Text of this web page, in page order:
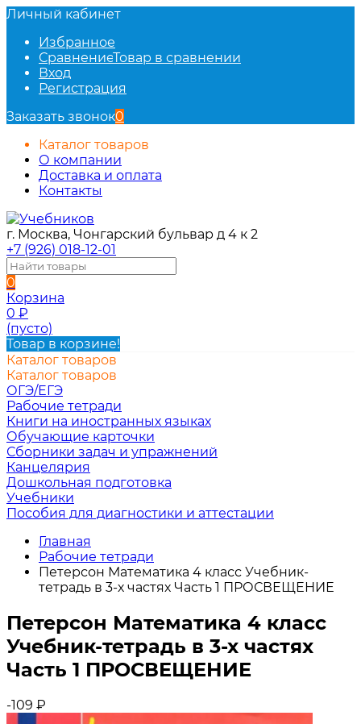
Личный кабинет
Избранное
СравнениеТовар в сравнении
Вход
Регистрация
Заказать звонок0
Каталог товаров
О компании
Доставка и оплата
Контакты
г. Москва, Чонгарский бульвар д 4 к 2
+7 (926) 018-12-01
0
Корзина
0 ₽
(пусто)
Товар в корзине!
Каталог товаров
Каталог товаров
ОГЭ/ЕГЭ
Рабочие тетради
Книги на иностранных языках
Обучающие карточки
Сборники задач и упражнений
Канцелярия
Дошкольная подготовка
Учебники
Пособия для диагностики и аттестации
Главная
Рабочие тетради
Петерсон Математика 4 класс Учебник-
тетрадь в 3-х частях Часть 1 ПРОСВЕЩЕНИЕ
Петерсон Математика 4 класс
Учебник-тетрадь в 3-х частях
Часть 1 ПРОСВЕЩЕНИЕ
-109 ₽